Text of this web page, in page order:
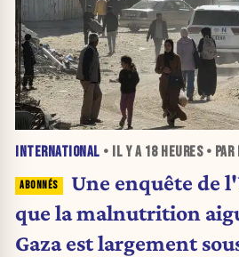
INTERNATIONAL • IL Y A 18 HEURES• PAR
Une enquête de
que la malnutrition
Gaza est largement